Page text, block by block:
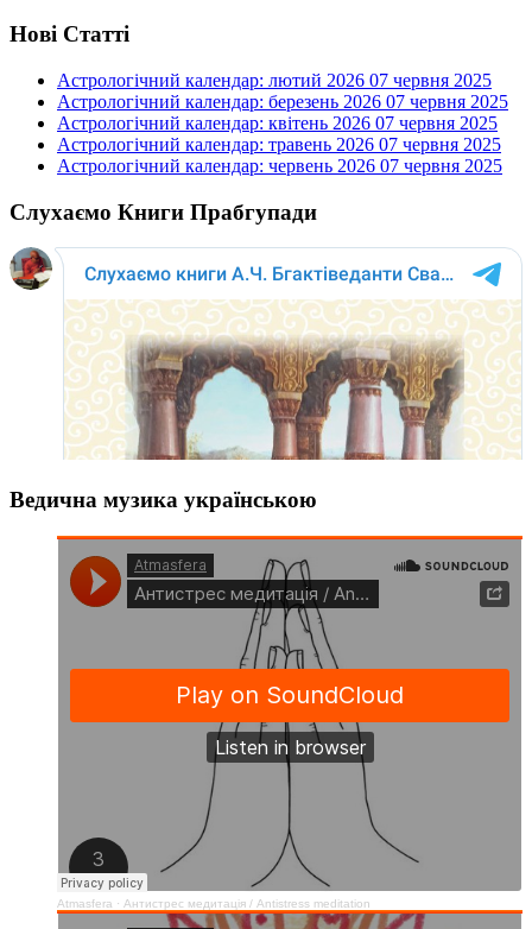
Нові Статті
Астрологічний календар: лютий 2026 07 червня 2025
Астрологічний календар: березень 2026 07 червня 2025
Астрологічний календар: квітень 2026 07 червня 2025
Астрологічний календар: травень 2026 07 червня 2025
Астрологічний календар: червень 2026 07 червня 2025
Слухаємо Книги Прабгупади
Ведична музика українською
Atmasfera · Антистрес медитація / Аntistress meditation